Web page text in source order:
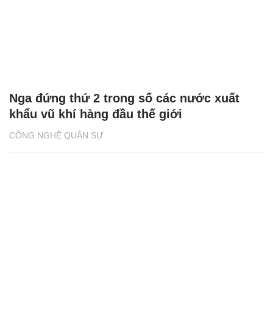
CÔNG NGHỆ QUÂN SỰ
Nga đứng thứ 2 trong số các nước xuất
khẩu vũ khí hàng đầu thế giới